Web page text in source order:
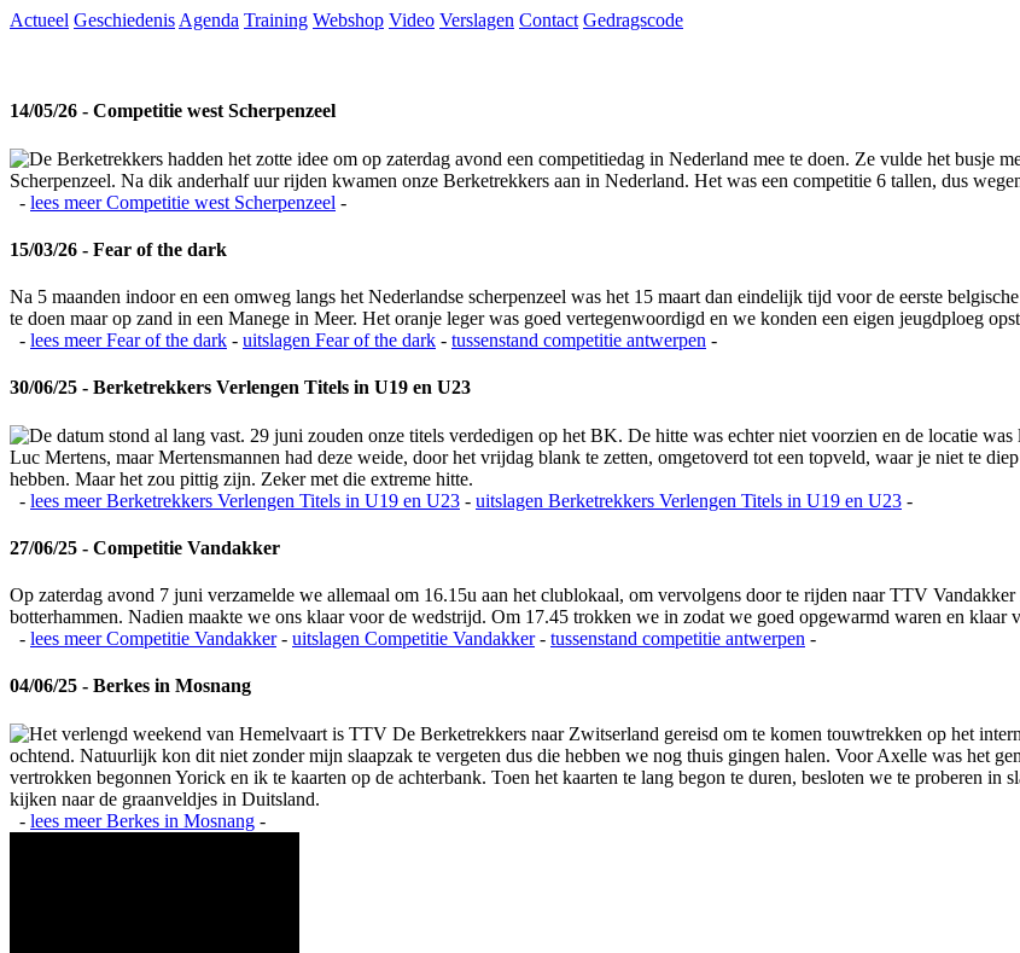
Actueel Geschiedenis Agenda Training Webshop Video Verslagen Contact Gedragscode
14/05/26 - Competitie west Scherpenzeel
De Berketrekkers hadden het zotte idee om op zaterdag avond een competitiedag in Nederland mee te doen. Ze vulde het busje
Scherpenzeel. Na dik anderhalf uur rijden kwamen onze Berketrekkers aan in Nederland. Het was een competitie 6 tallen, dus
- lees meerCompetitie west Scherpenzeel -
15/03/26 - Fear of the dark
Na 5 maanden indoor en een omweg langs het Nederlandse scherpenzeel was het 15 maart dan eindelijk tijd voor de eerste
te doen maar op zand in een Manege in Meer. Het oranje leger was goed vertegenwoordigd en we konden een eigen jeugdploeg
- lees meerFear of the dark - uitslagen Fear of the dark - tussenstand competitie antwerpen -
30/06/25 - Berketrekkers Verlengen Titels in U19 en U23
De datum stond al lang vast. 29 juni zouden onze titels verdedigen op het BK. De hitte was echter niet voorzien en de locatie
Luc Mertens, maar Mertensmannen had deze weide, door het vrijdag blank te zetten, omgetoverd tot een topveld, waar je niet te
hebben. Maar het zou pittig zijn. Zeker met die extreme hitte.
- lees meerBerketrekkers Verlengen Titels in U19 en U23 - uitslagen Berketrekkers Verlengen Titels in U19 en U23 -
27/06/25 - Competitie Vandakker
Op zaterdag avond 7 juni verzamelde we allemaal om 16.15u aan het clublokaal, om vervolgens door te rijden naar TTV
botterhammen. Nadien maakte we ons klaar voor de wedstrijd. Om 17.45 trokken we in zodat we goed opgewarmd waren en klaar
- lees meerCompetitie Vandakker- uitslagen Competitie Vandakker- tussenstand competitie antwerpen -
04/06/25 - Berkes in Mosnang
Het verlengd weekend van Hemelvaart is TTV De Berketrekkers naar Zwitserland gereisd om te komen touwtrekken op het
ochtend. Natuurlijk kon dit niet zonder mijn slaapzak te vergeten dus die hebben we nog thuis gingen halen. Voor Axelle was het
vertrokken begonnen Yorick en ik te kaarten op de achterbank. Toen het kaarten te lang begon te duren, besloten we te proberen
kijken naar de graanveldjes in Duitsland.
- lees meerBerkes in Mosnang -